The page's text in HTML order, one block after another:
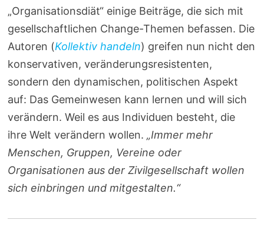
„Organisationsdiät“ einige Beiträge, die sich mit
gesellschaftlichen Change-Themen befassen. Die
Autoren (Kollektiv handeln) greifen nun nicht den
konservativen, veränderungsresistenten,
sondern den dynamischen, politischen Aspekt
auf: Das Gemeinwesen kann lernen und will sich
verändern. Weil es aus Individuen besteht, die
ihre Welt verändern wollen.„Immer mehr
Menschen, Gruppen, Vereine oder
Organisationen aus der Zivilgesellschaft wollen
sich einbringen und mitgestalten.“